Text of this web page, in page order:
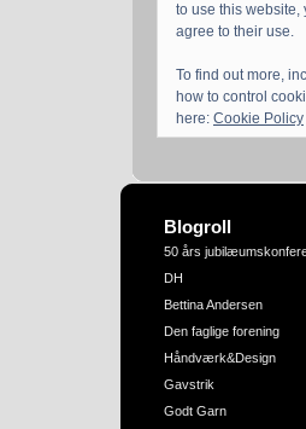
to use this website,
agree to their use.
To find out more,
how to control
here: Cookie Policy
Blogroll
50 års
DH
Bettina Andersen
Den faglige forening
Håndværk&Design
Gavstrik
Godt Garn